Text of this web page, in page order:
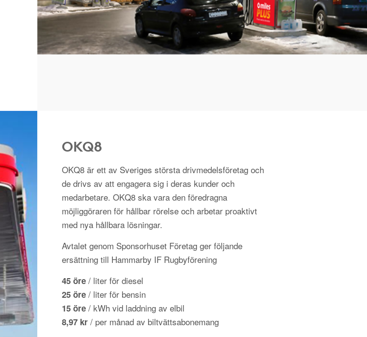
OKQ8
OKQ8 är ett av Sveriges största drivmedelsföretag och
de drivs av att engagera sig i deras kunder och
medarbetare. OKQ8 ska vara den föredragna
möjliggöraren för hållbar rörelse och arbetar proaktivt
med nya hållbara lösningar.
Avtalet genom Sponsorhuset Företag ger följande
ersättning till Hammarby IF Rugbyförening
45 öre / liter för diesel
25 öre / liter för bensin
15 öre / kWh vid laddning av elbil
8,97 kr / per månad av biltvättsabonemang